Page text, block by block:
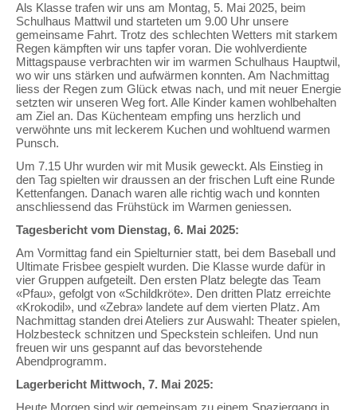
Als Klasse trafen wir uns am Montag, 5. Mai 2025, beim
Schulhaus Mattwil und starteten um 9.00 Uhr unsere
gemeinsame Fahrt. Trotz des schlechten Wetters mit starkem
Regen kämpften wir uns tapfer voran. Die wohlverdiente
Mittagspause verbrachten wir im warmen Schulhaus Hauptwil,
wo wir uns stärken und aufwärmen konnten. Am Nachmittag
liess der Regen zum Glück etwas nach, und mit neuer Energie
setzten wir unseren Weg fort. Alle Kinder kamen wohlbehalten
am Ziel an. Das Küchenteam empfing uns herzlich und
verwöhnte uns mit leckerem Kuchen und wohltuend warmen
Punsch.
Um 7.15 Uhr wurden wir mit Musik geweckt. Als Einstieg in
den Tag spielten wir draussen an der frischen Luft eine Runde
Kettenfangen. Danach waren alle richtig wach und konnten
anschliessend das Frühstück im Warmen geniessen.
Tagesbericht vom Dienstag, 6. Mai 2025:
Am Vormittag fand ein Spielturnier statt, bei dem Baseball und
Ultimate Frisbee gespielt wurden. Die Klasse wurde dafür in
vier Gruppen aufgeteilt. Den ersten Platz belegte das Team
«Pfau», gefolgt von «Schildkröte». Den dritten Platz erreichte
«Krokodil», und «Zebra» landete auf dem vierten Platz. Am
Nachmittag standen drei Ateliers zur Auswahl: Theater spielen,
Holzbesteck schnitzen und Speckstein schleifen. Und nun
freuen wir uns gespannt auf das bevorstehende
Abendprogramm.
Lagerbericht Mittwoch, 7. Mai 2025: